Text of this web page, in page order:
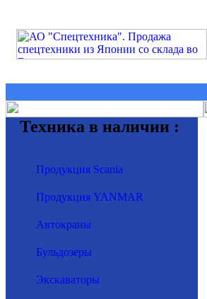
Техника в наличии :
Продукция Scania
Продукция YANMAR
Автокраны
Бульдозеры
Экскаваторы